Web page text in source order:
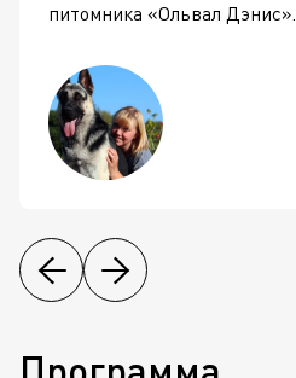
питомника «Ольвал Дэнис».